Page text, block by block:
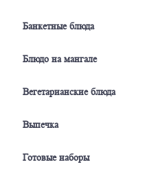
Банкетные блюда
Блюдо на мангале
Вегетарианские блюда
Выпечка
Готовые наборы